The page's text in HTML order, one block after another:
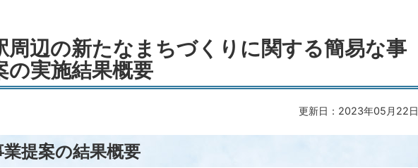
周辺の新たなまちづくりに関する簡易な事
の実施結果概要
更新日：2023年05月22日
提案の結果概要